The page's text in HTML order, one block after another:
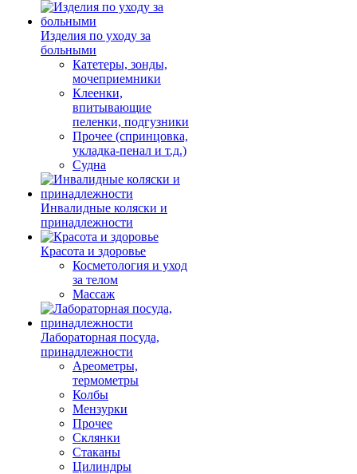
Изделия по уходу за
больными
Катетеры, зонды,
мочеприемники
Клеенки,
впитывающие
пеленки, подгузники
Прочее (спринцовка,
укладка-пенал и т.д.)
Судна
Инвалидные коляски и
принадлежности
Красота и здоровье
Косметология и уход
за телом
Массаж
Лабораторная посуда,
принадлежности
Ареометры,
термометры
Колбы
Мензурки
Прочее
Склянки
Стаканы
Цилиндры